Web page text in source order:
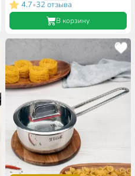
Цветное печенье, 90104-072/4,
белый
4.7•32 отзыва
В корзину